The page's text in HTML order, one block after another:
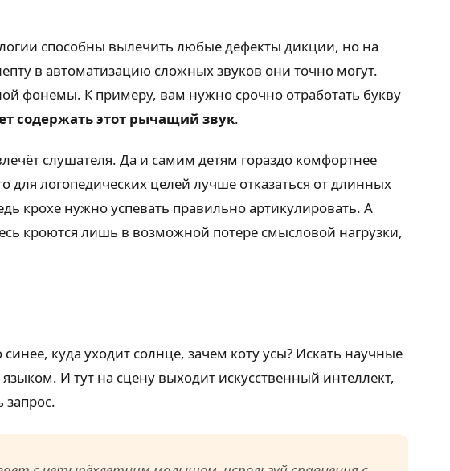
способны вылечить любые дефекты дикции, но на
в автоматизацию сложных звуков они точно могут.
фонемы. К примеру, вам нужно срочно отработать букву
содержать этот рычащий звук.
слушателя. Да и самим детям гораздо комфортнее
логопедических целей лучше отказаться от длинных
крохе нужно успевать правильно артикулировать. А
кроются лишь в возможной потере смысловой нагрузки,
куда уходит солнце, зачем коту усы? Искать научные
И тут на сцену выходит искусственный интеллект,